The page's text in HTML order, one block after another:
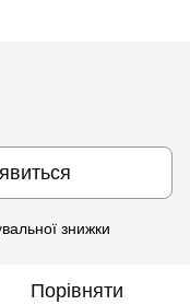
знижки
Порівняти